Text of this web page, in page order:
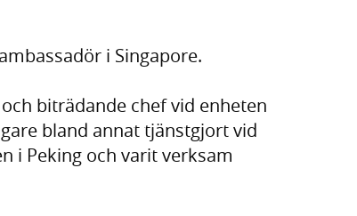
i Singapore.
biträdande chef vid enheten
bland annat tjänstgjort vid
i Peking och varit verksam